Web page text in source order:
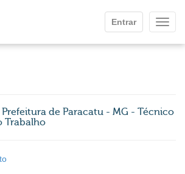
Entrar
Prefeitura de Paracatu - MG - Técnico
Trabalho